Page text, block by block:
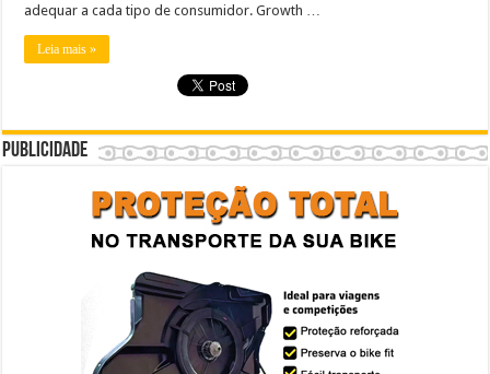
adequar a cada tipo de consumidor. Growth …
Leia mais »
Publicidade